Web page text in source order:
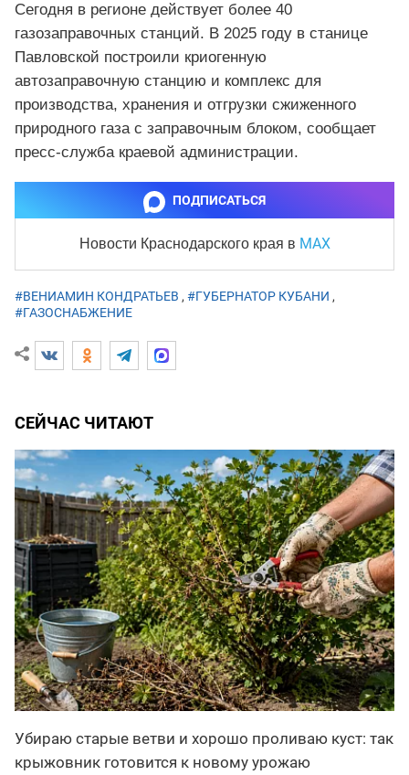
Сегодня в регионе действует более 40
газозаправочных станций. В 2025 году в станице
Павловской построили криогенную
автозаправочную станцию и комплекс для
производства, хранения и отгрузки сжиженного
природного газа с заправочным блоком, сообщает
пресс-служба краевой администрации.
ПОДПИСАТЬСЯ
Новости Краснодарского края в MAX
#ВЕНИАМИН КОНДРАТЬЕВ , #ГУБЕРНАТОР КУБАНИ ,
#ГАЗОСНАБЖЕНИЕ
СЕЙЧАС ЧИТАЮТ
Убираю старые ветви и хорошо проливаю куст: так
крыжовник готовится к новому урожаю